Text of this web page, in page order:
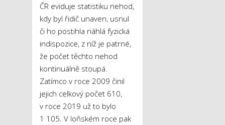
ČR eviduje statistiku nehod,
kdy byl řidič unaven, usnul
či ho postihla náhlá fyzická
indispozice, z níž je patrné,
že počet těchto nehod
kontinuálně stoupá.
Zatímco v roce 2009 činil
jejich celkový počet 610,
v roce 2019 už to bylo
1 105. V loňském roce pak